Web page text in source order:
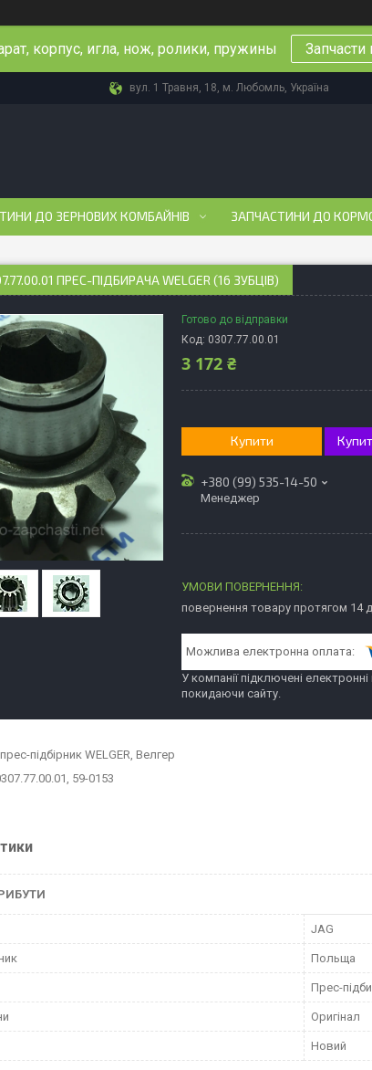
корпус, игла, нож, ролики, пружины Запчасти
вул. 1 Травня, 18, м. Любомль, Україна
ДО ЗЕРНОВИХ КОМБАЙНІВ ЗАПЧАСТИНИ ДО
ПРЕС-ПІДБИРАЧА WELGER (16 ЗУБЦІВ)
Готово до відправки
Код: 0307.77.00.01
3 172 ₴
Купити
+380 (99) 535-14-50
Менеджер
повернення товару протягом 14
У компанії підключені
покидаючи сайту.
підбірник WELGER, Велгер
59-0153
JAG
Польща
Прес-
Оригінал
Новий